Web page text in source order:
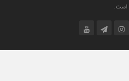
است.